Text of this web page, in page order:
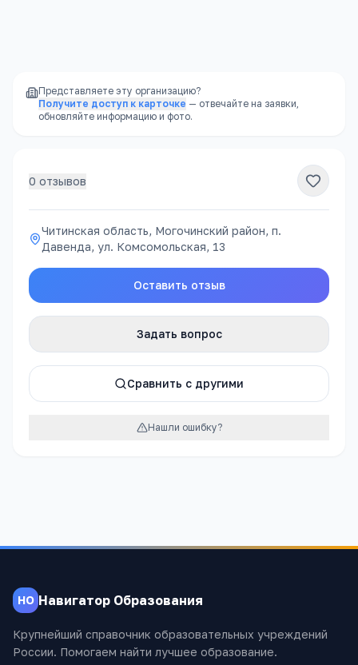
Представляете эту организацию?
Получите доступ к карточке — отвечайте на заявки,
обновляйте информацию и фото.
0 отзывов
Читинская область, Могочинский район, п.
Давенда, ул. Комсомольская, 13
Оставить отзыв
Задать вопрос
Сравнить с другими
Нашли ошибку?
НО Навигатор Образования
Крупнейший справочник образовательных учреждений
России. Помогаем найти лучшее образование.